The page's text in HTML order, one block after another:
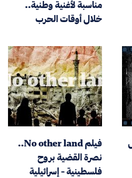
مناسبة لأغنية وطنية..
خلال أوقات الحرب
فيلم No other land..
نصرة القضية بروح
فلسطينية - إسرائيلية